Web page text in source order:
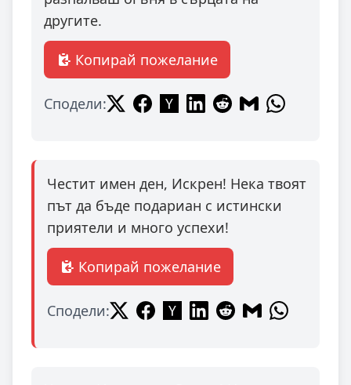
другите.
Копирай пожелание
Сподели:
Честит имен ден, Искрен! Нека твоят
път да бъде подариан с истински
приятели и много успехи!
Копирай пожелание
Сподели: